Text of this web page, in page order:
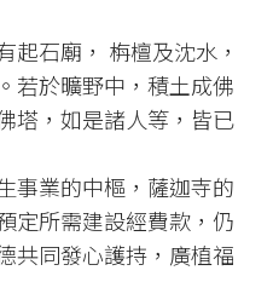
起石廟， 栴檀及沈水，
若於曠野中，積土成佛
塔，如是諸人等，皆已
事業的中樞，薩迦寺的
定所需建設經費款，仍
共同發心護持，廣植福